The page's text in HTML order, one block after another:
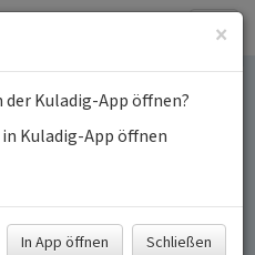
der
×
der Kuladig-App öffnen?
Kuladig-App öffnen
In App öffnen Schließen